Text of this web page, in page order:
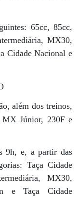
65cc, 85cc,
MX30,
Cidade Nacional e
além dos treinos,
MX Júnior, 230F e
9h, e, a partir das
Taça Cidade
MX30,
e Taça Cidade